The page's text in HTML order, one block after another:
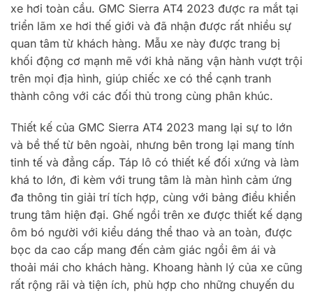
xe hơi toàn cầu. GMC Sierra AT4 2023 được ra mắt tại
triển lãm xe hơi thế giới và đã nhận được rất nhiều sự
quan tâm từ khách hàng. Mẫu xe này được trang bị
khối động cơ mạnh mẽ với khả năng vận hành vượt trội
trên mọi địa hình, giúp chiếc xe có thể cạnh tranh
thành công với các đối thủ trong cùng phân khúc.
Thiết kế của GMC Sierra AT4 2023 mang lại sự to lớn
và bề thế từ bên ngoài, nhưng bên trong lại mang tính
tinh tế và đẳng cấp. Táp lô có thiết kế đối xứng và làm
khá to lớn, đi kèm với trung tâm là màn hình cảm ứng
đa thông tin giải trí tích hợp, cùng với bảng điều khiển
trung tâm hiện đại. Ghế ngồi trên xe được thiết kế dạng
ôm bó người với kiểu dáng thể thao và an toàn, được
bọc da cao cấp mang đến cảm giác ngồi êm ái và
thoải mái cho khách hàng. Khoang hành lý của xe cũng
rất rộng rãi và tiện ích, phù hợp cho những chuyến du